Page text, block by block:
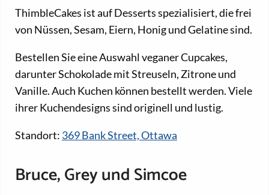
ThimbleCakes ist auf Desserts spezialisiert, die frei
von Nüssen, Sesam, Eiern, Honig und Gelatine sind.
Bestellen Sie eine Auswahl veganer Cupcakes,
darunter Schokolade mit Streuseln, Zitrone und
Vanille. Auch Kuchen können bestellt werden. Viele
ihrer Kuchendesigns sind originell und lustig.
Standort: 369 Bank Street, Ottawa
Bruce, Grey und Simcoe